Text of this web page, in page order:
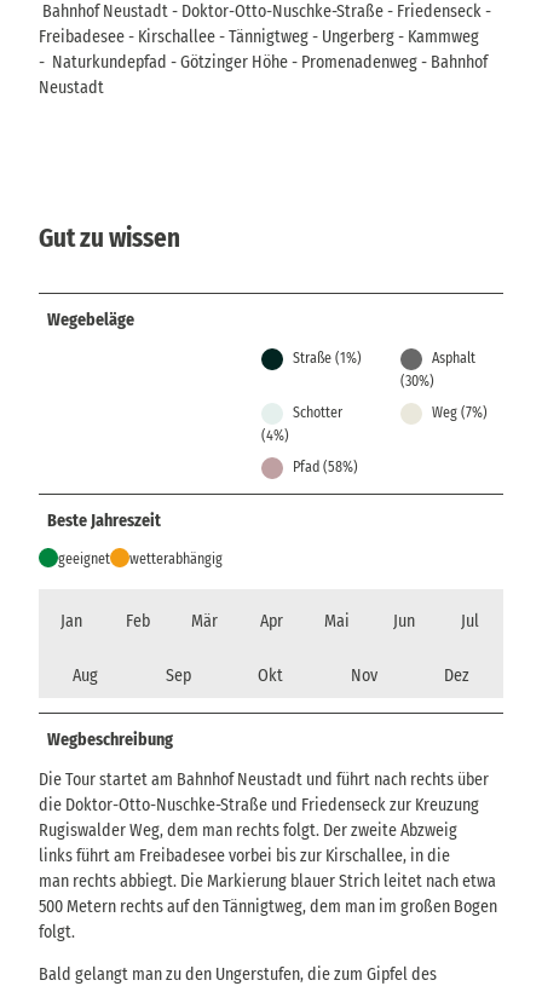
Bahnhof Neustadt - Doktor-Otto-Nuschke-Straße - Friedenseck -
Freibadesee - Kirschallee - Tännigtweg - Ungerberg - Kammweg
- Naturkundepfad - Götzinger Höhe - Promenadenweg - Bahnhof
Neustadt
Gut zu wissen
Wegebeläge
Straße (1%)
Asphalt
(30%)
Schotter
(4%)
Weg (7%)
Pfad (58%)
Beste Jahreszeit
geeignet wetterabhängig
Jan Feb Mär Apr Mai Jun Jul
Aug Sep Okt Nov Dez
Wegbeschreibung
Die Tour startet am Bahnhof Neustadt und führt nach rechts über
die Doktor-Otto-Nuschke-Straße und Friedenseck zur Kreuzung
Rugiswalder Weg, dem man rechts folgt. Der zweite Abzweig
links führt am Freibadesee vorbei bis zur Kirschallee, in die
man rechts abbiegt. Die Markierung blauer Strich leitet nach etwa
500 Metern rechts auf den Tännigtweg, dem man im großen Bogen
folgt.
Bald gelangt man zu den Ungerstufen, die zum Gipfel des